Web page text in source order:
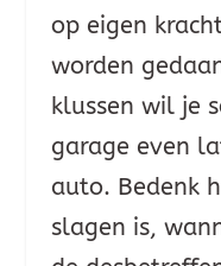
op eigen
worden
klussen wil je
garage even
auto. Bedenk
slagen is,